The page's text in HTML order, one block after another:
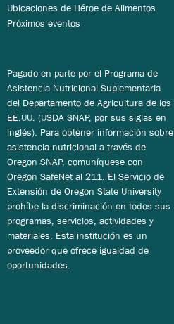
Ubicaciones de Héroe de Alimentos
Próximos eventos
Pagado en parte por el Programa de
Asistencia Nutricional Suplementaria
del Departamento de Agricultura de los
EE.UU. (USDA SNAP, por sus siglas en
inglés). Para obtener información sobre
asistencia nutricional a través de
Oregon SNAP, comuníquese con
Oregon SafeNet al 211. El Servicio de
Extensión de Oregon State University
prohíbe la discriminación en todos sus
programas, servicios, actividades y
materiales. Esta institución es un
proveedor que ofrece igualdad de
oportunidades.